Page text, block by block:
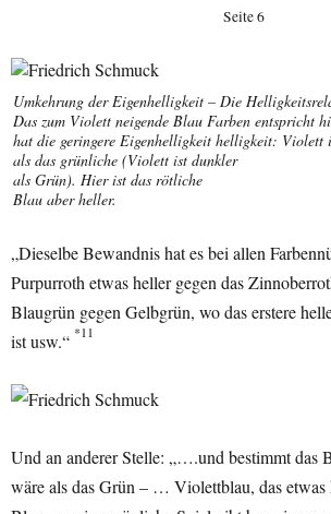
Seite 6
Umkehrung der Eigenhelligkeit – Die
Das zum Violett neigende Blau Farben entspricht
hat die geringere Eigenhelligkeit helligkeit: Violett
als das grünliche (Violett ist dunkler
als Grün). Hier ist das rötliche
Blau aber heller.
„Dieselbe Bewandnis hat es bei allen
Purpurroth etwas heller gegen das
Blaugrün gegen Gelbgrün, wo das erstere
ist usw.“ *11
Und an anderer Stelle: „….und bestimmt das
wäre als das Grün – … Violettblau, das etwas